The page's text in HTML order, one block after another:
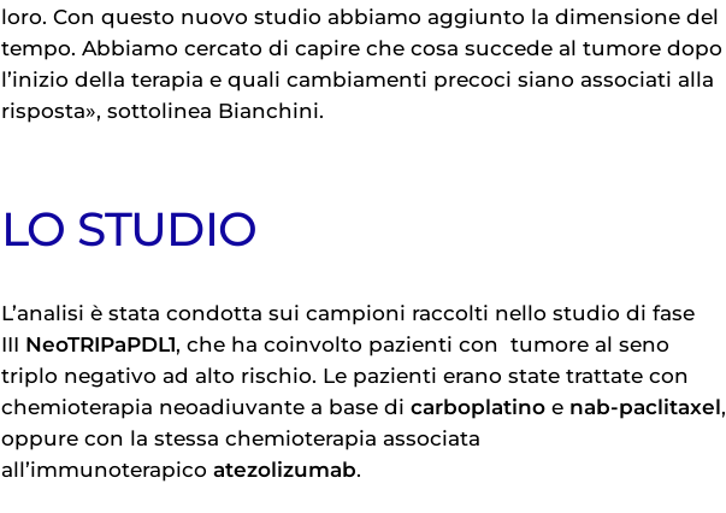
loro. Con questo nuovo studio abbiamo aggiunto la dimensione del
tempo. Abbiamo cercato di capire che cosa succede al tumore dopo
l’inizio della terapia e quali cambiamenti precoci siano associati alla
risposta», sottolinea Bianchini.
LO STUDIO
L’analisi è stata condotta sui campioni raccolti nello studio di fase
III NeoTRIPaPDL1, che ha coinvolto pazienti con tumore al seno
triplo negativo ad alto rischio. Le pazienti erano state trattate con
chemioterapia neoadiuvante a base di carboplatino e nab-paclitaxel,
oppure con la stessa chemioterapia associata
all’immunoterapico atezolizumab.